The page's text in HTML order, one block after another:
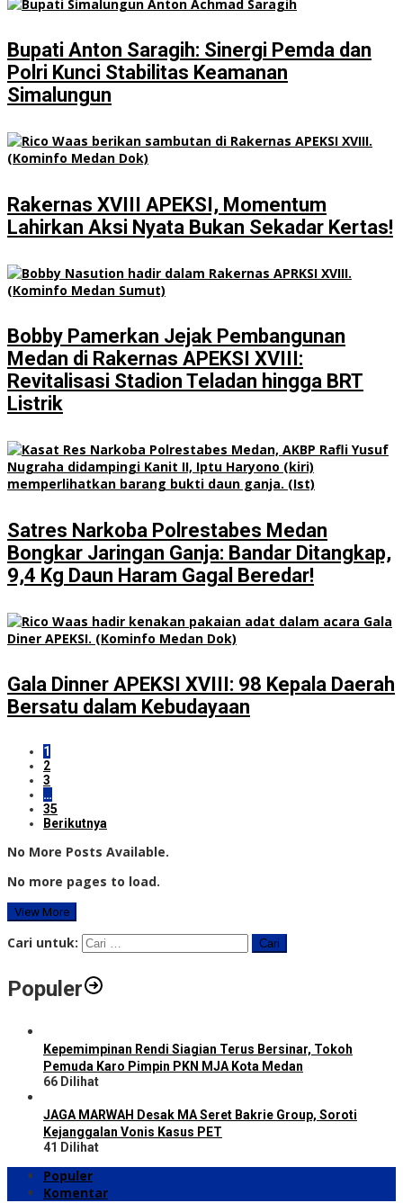
Bupati Anton Saragih: Sinergi Pemda dan
Polri Kunci Stabilitas Keamanan
Simalungun
Rakernas XVIII APEKSI, Momentum
Lahirkan Aksi Nyata Bukan Sekadar Kertas!
Bobby Pamerkan Jejak Pembangunan
Medan di Rakernas APEKSI XVIII:
Revitalisasi Stadion Teladan hingga BRT
Listrik
Satres Narkoba Polrestabes Medan
Bongkar Jaringan Ganja: Bandar Ditangkap,
9,4 Kg Daun Haram Gagal Beredar!
Gala Dinner APEKSI XVIII: 98 Kepala Daerah
Bersatu dalam Kebudayaan
1
2
3
…
35
Berikutnya
No More Posts Available.
No more pages to load.
View More
Cari untuk:
Populer
Kepemimpinan Rendi Siagian Terus Bersinar, Tokoh
Pemuda Karo Pimpin PKN MJA Kota Medan
66 Dilihat
JAGA MARWAH Desak MA Seret Bakrie Group, Soroti
Kejanggalan Vonis Kasus PET
41 Dilihat
Populer
Komentar